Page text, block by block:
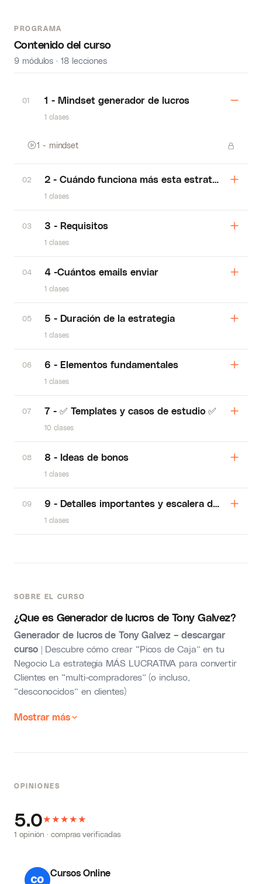
SOBRE EL CURSO
¿Que es Generador de lucros de Tony Galvez?
Generador de lucros de Tony Galvez – descargar
curso| Descubre cómo crear “Picos de Caja” en tu
Negocio La estrategia MÁS LUCRATIVA para convertir
Clientes en “multi-compradores” (o incluso,
“desconocidos” en clientes)
Mostrar más
PROGRAMA
Contenido del curso
9 módulos · 18 lecciones
01 1 - Mindset generador de lucros
1 clases
1 - mindset
02 2 - Cuándo funciona más esta estrategia
1 clases
03 3 - Requisitos
1 clases
04 4 -Cuántos emails enviar
1 clases
05 5 - Duración de la estrategia
1 clases
06 6 - Elementos fundamentales
1 clases
07 7 - ✅ Templates y casos de estudio ✅
10 clases
08 8 - Ideas de bonos
1 clases
09 9 - Detalles importantes y escalera de
1 clases
OPINIONES
5.0★★★★★
1 opinión · compras verificadas
Cursos Online